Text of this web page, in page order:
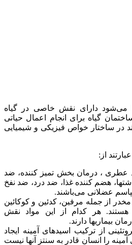
می‌شود دارای نقش خاصی در گیاه
گیاه برای انجام اعمال حیاتی
در ساختار خواص فیزیکی و شیمیایی
از:
عطری ، درمان بخش تمیز کننده، ضد
هضم کننده غذا، ضد درد، ضد نفخ
عضلانی می‌باشند.
مخدر از جمله مرفین، کدئین و کوکائین
هستند. هر کدام از این مواد نقش
بیماریها دارند.
از ترکیب اسیدهای آمینه ایجاد
را انسان قادر به سنتز آنها نیست